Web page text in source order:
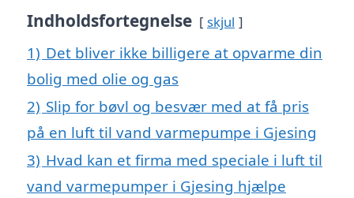
Indholdsfortegnelse skjul
1) Det bliver ikke billigere at opvarme din
bolig med olie og gas
2) Slip for bøvl og besvær med at få pris
på en luft til vand varmepumpe i Gjesing
3) Hvad kan et firma med speciale i luft til
vand varmepumper i Gjesing hjælpe